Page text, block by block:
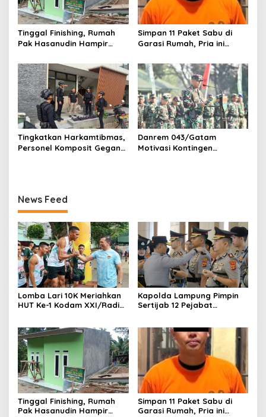
Tinggal Finishing, Rumah
Pak Hasanudin Hampir
TMMD (TNI Manunggal
Membangun Desa)
Simpan 11 Paket Sabu di
Garasi Rumah, Pria ini
Polres Lampung Tengah
Tingkatkan Harkamtibmas,
Personel Komposit Gegana
Danrem 043/Gatam
Motivasi Kontingen
News Feed
Lomba Lari 10K Meriahkan
HUT Ke-1 Kodam XXI/Radin
Kapolda Lampung Pimpin
Sertijab 12 Pejabat
Polri Presisi
Tinggal Finishing, Rumah
Pak Hasanudin Hampir
Simpan 11 Paket Sabu di
Garasi Rumah, Pria ini